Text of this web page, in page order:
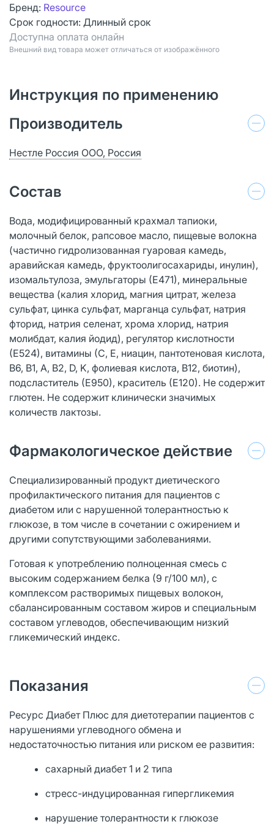
Бренд: Resource
Срок годности: Длинный срок
Доступна оплата онлайн
Bнешний вид товара может отличаться от изображённого
Инструкция по применению
Производитель
Нестле Россия ООО, Россия
Состав
Вода, модифицированный крахмал тапиоки,
молочный белок, рапсовое масло, пищевые волокна
(частично гидролизованная гуаровая камедь,
аравийская камедь, фруктоолигосахариды, инулин),
изомальтулоза, эмульгаторы (Е471), минеральные
вещества (калия хлорид, магния цитрат, железа
сульфат, цинка сульфат, марганца сульфат, натрия
фторид, натрия селенат, хрома хлорид, натрия
молибдат, калия йодид), регулятор кислотности
(Е524), витамины (С, Е, ниацин, пантотеновая кислота,
В6, В1, А, В2, D, K, фолиевая кислота, В12, биотин),
подсластитель (Е950), краситель (Е120). Не содержит
глютен. Не содержит клинически значимых
количеств лактозы.
Фармакологическое действие
Специализированный продукт диетического
профилактического питания для пациентов с
диабетом или с нарушенной толерантностью к
глюкозе, в том числе в сочетании с ожирением и
другими сопутствующими заболеваниями.
Готовая к употреблению полноценная смесь с
высоким содержанием белка (9 г/100 мл), с
комплексом растворимых пищевых волокон,
сбалансированным составом жиров и специальным
составом углеводов, обеспечивающим низкий
гликемический индекс.
Показания
Ресурс Диабет Плюс для диетотерапии пациентов с
нарушениями углеводного обмена и
недостаточностью питания или риском ее развития:
сахарный диабет 1 и 2 типа
стресс-индуцированная гипергликемия
нарушение толерантности к глюкозе